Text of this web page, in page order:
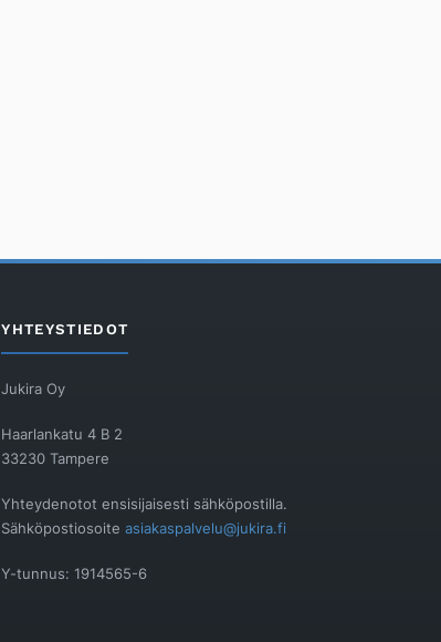
YHTEYSTIEDOT
Jukira Oy
Haarlankatu 4 B 2
33230 Tampere
Yhteydenotot ensisijaisesti sähköpostilla.
Sähköpostiosoiteasiakaspalvelu@jukira.fi
Y-tunnus: 1914565-6